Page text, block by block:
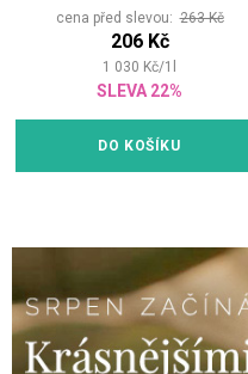
dlouhotrvající opálení
cena před slevou:263 Kč
206 Kč
1 030 Kč/1
SLEVA 22%
DO KOŠÍKU